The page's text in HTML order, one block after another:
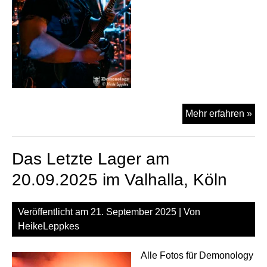
Mehr erfahren »
am
Das Letzte Lager am
20.09.2025 im Valhalla, Köln
Veröffentlicht am 21. September 2025 | Von
HeikeLeppkes
Alle Fotos für Demonology